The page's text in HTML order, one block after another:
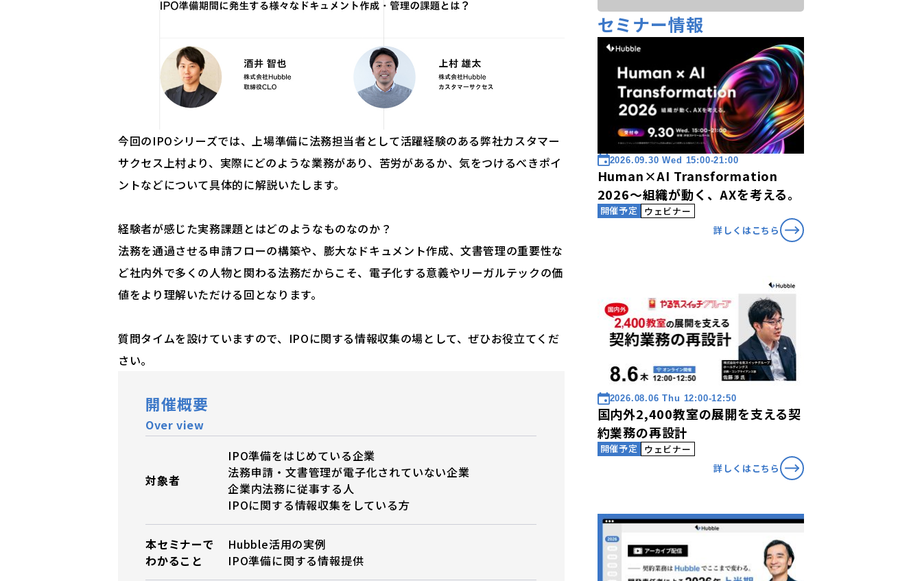
今回のIPOシリーズでは、上場準備に法務担当者として活躍経験のある弊社カスタマー
サクセス上村より、実際にどのような業務があり、苦労があるか、気をつけるべきポイ
ントなどについて具体的に解説いたします。
経験者が感じた実務課題とはどのようなものなのか？
法務を通過させる申請フローの構築や、膨大なドキュメント作成、文書管理の重要性な
ど社内外で多くの人物と関わる法務だからこそ、電子化する意義やリーガルテックの価
値をより理解いただける回となります。
質問タイムを設けていますので、IPOに関する情報収集の場として、ぜひお役立てくだ
さい。
開催概要
Over view
対象者
IPO準備をはじめている企業
法務申請・文書管理が電子化されていない企業
企業内法務に従事する人
IPOに関する情報収集をしている方
本セミナーで
わかること
Hubble活用の実例
IPO準備に関する情報提供
セミナー情報
2026.09.30 Wed 15:00-21:00
Human×AI Transformation
2026〜組織が動く、AXを考える。
開催予定
ウェビナー
詳しくはこちら
2026.08.06 Thu 12:00-12:50
国内外2,400教室の展開を支える契
約業務の再設計
開催予定
ウェビナー
詳しくはこちら